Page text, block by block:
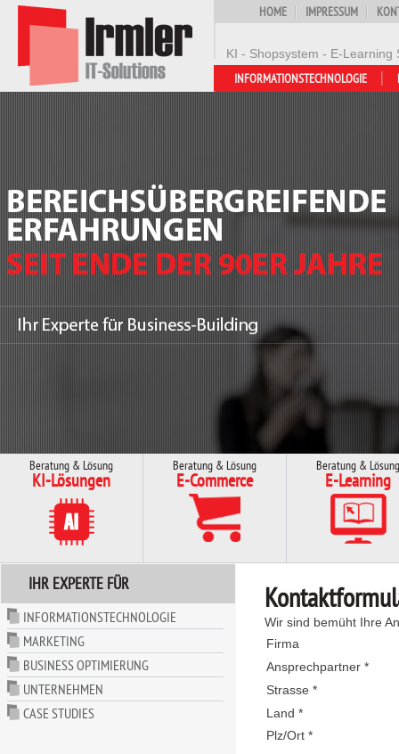
KI - Shopsystem - E-
HOME IMPRESSUM
INFORMATIONSTECHNOLOGIE
Beratung & Lösung
KI-Lösungen
Beratung & Lösung
E-Commerce
Beratung & Lösung
E-Learning
IHR EXPERTE FÜR
INFORMATIONSTECHNOLOGIE
MARKETING
BUSINESS OPTIMIERUNG
UNTERNEHMEN
CASE STUDIES
Wir sind bemüht Ihre
Firma
Ansprechpartner *
Strasse *
Land *
Plz/Ort *